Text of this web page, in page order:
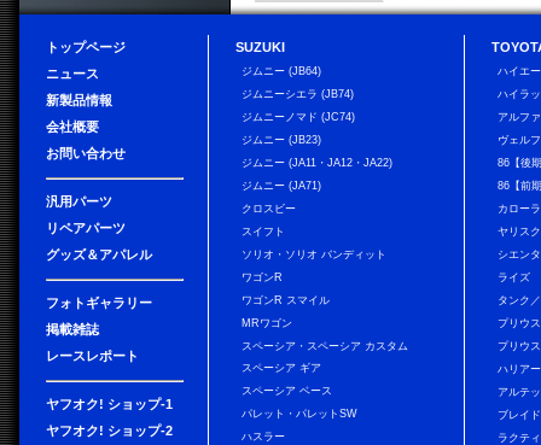
トップページ
ニュース
新製品情報
会社概要
お問い合わせ
汎用パーツ
リペアパーツ
グッズ＆アパレル
フォトギャラリー
掲載雑誌
レースレポート
ヤフオク! ショップ-1
ヤフオク! ショップ-2
SUZUKI
ジムニー (JB64)
ジムニーシエラ (JB74)
ジムニーノマド (JC74)
ジムニー (JB23)
ジムニー (JA11・JA12・JA22)
ジムニー (JA71)
クロスビー
スイフト
ソリオ・ソリオ バンディット
ワゴンR
ワゴンR スマイル
MRワゴン
スペーシア・スペーシア カスタム
スペーシア ギア
スペーシア ベース
パレット・パレットSW
ハスラー
ハイエ
ハイラ
アルフ
ヴェル
86【後
86【前
カロー
ヤリス
シエンタ
ライズ
タンク
プリウス
プリウ
ハリアー
アルテ
ブレイド
ラクテ